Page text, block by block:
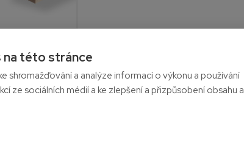
této stránce
shromažďování a analýze informací o výkonu a používání
ze sociálních médií a ke zlepšení a přizpůsobení obsahu a